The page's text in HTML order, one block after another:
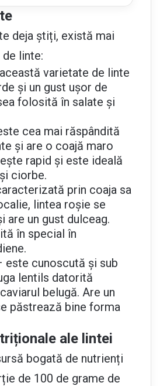
deja știți, există mai
linte:
varietate de linte
și un gust ușor de
folosită în salate și
cea mai răspândită
și are o coajă maro
rapid și este ideală
ciorbe.
prin coaja sa
lintea roșie se
are un gust dulceag.
în special în
este cunoscută și sub
lentils datorită
belugă. Are un
păstrează bine forma
ale lintei
bogată de nutrienți
de 100 de grame de